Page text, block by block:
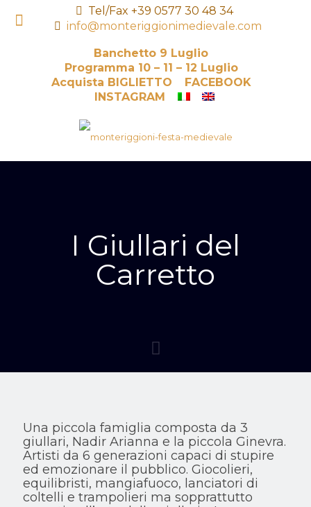
Tel/Fax +39 0577 30 48 34
info@monteriggionimedievale.com
Banchetto 9 Luglio
Programma 10 – 11 – 12 Luglio
Acquista BIGLIETTO
FACEBOOK
INSTAGRAM
I Giullari del
Carretto
Una piccola famiglia composta da 3
giullari, Nadir Arianna e la piccola Ginevra.
Artisti da 6 generazioni capaci di stupire
ed emozionare il pubblico. Giocolieri,
equilibristi, mangiafuoco, lanciatori di
coltelli e trampolieri ma sopprattutto